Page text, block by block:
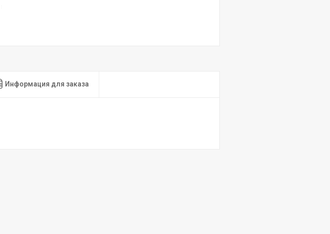
Информация для заказа